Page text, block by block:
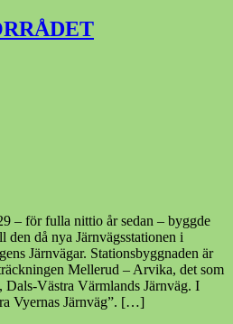
– för fulla nittio år sedan – byggde
den då nya Järnvägsstationen i
Järnvägar. Stationsbyggnaden är
Mellerud – Arvika, det som
Västra Värmlands Järnväg. I
Vyernas Järnväg”. […]